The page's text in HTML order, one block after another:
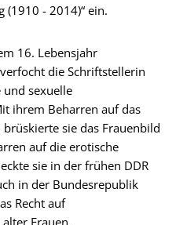
- 2014)“ ein.
16. Lebensjahr
die Schriftstellerin
sexuelle
ihrem Beharren auf das
sie das Frauenbild
auf die erotische
sie in der frühen DDR
in der Bundesrepublik
Recht auf
Frauen.